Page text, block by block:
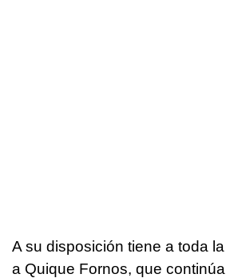
A su disposición tiene a toda
a Quique Fornos, que